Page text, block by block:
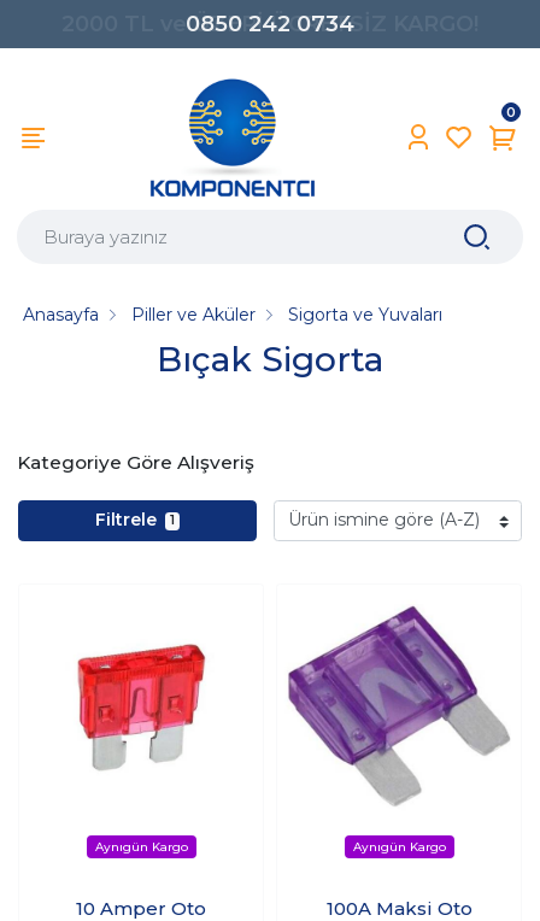
0850 242 0734
0
Bıçak Sigorta
Anasayfa Piller ve Aküler Sigorta ve Yuvaları
Kategoriye Göre Alışveriş
Filtrele 1
10 Amper Oto
100A Maksi Oto